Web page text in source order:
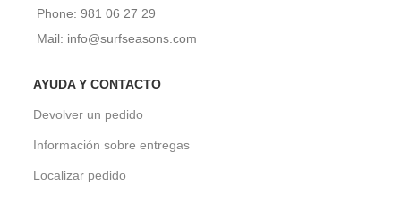
Phone: 981 06 27 29
Mail: info@surfseasons.com
AYUDA Y CONTACTO
Devolver un pedido
Información sobre entregas
Localizar pedido